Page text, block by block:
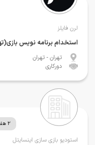
لرن فایلز
استخدام برنامه نویس
تهران - تهران
دورکاری
2 هفته پیش
استودیو بازی سازی اینسایتل